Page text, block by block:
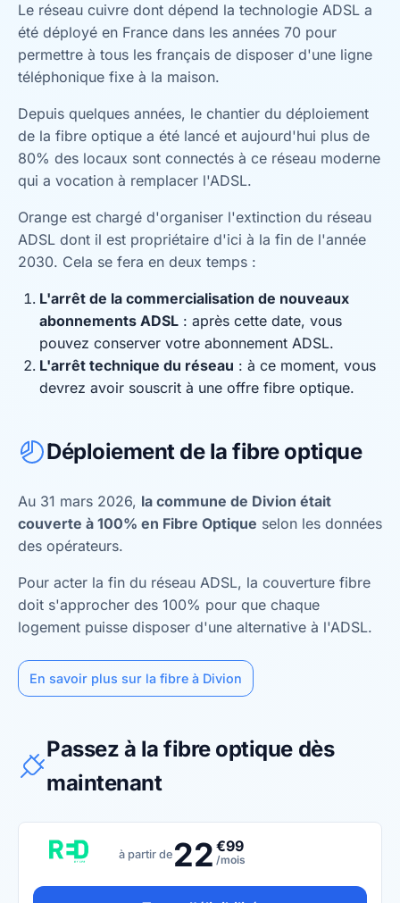
Le réseau cuivre dont dépend la technologie ADSL a
été déployé en France dans les années 70 pour
permettre à tous les français de disposer d'une ligne
téléphonique fixe à la maison.
Depuis quelques années, le chantier du déploiement
de la fibre optique a été lancé et aujourd'hui plus de
80% des locaux sont connectés à ce réseau moderne
qui a vocation à remplacer l'ADSL.
Orange est chargé d'organiser l'extinction du réseau
ADSL dont il est propriétaire d'ici à la fin de l'année
2030. Cela se fera en deux temps :
L'arrêt de la commercialisation de nouveaux
abonnements ADSL : après cette date, vous
pouvez conserver votre abonnement ADSL.
L'arrêt technique du réseau : à ce moment, vous
devrez avoir souscrit à une offre fibre optique.
Déploiement de la fibre optique
Au 31 mars 2026, la commune de Divion était
couverte à 100% en Fibre Optique selon les données
des opérateurs.
Pour acter la fin du réseau ADSL, la couverture fibre
doit s'approcher des 100% pour que chaque
logement puisse disposer d'une alternative à l'ADSL.
En savoir plus sur la fibre à Divion
Passez à la fibre optique dès
maintenant
à partir de 22 €99
/mois